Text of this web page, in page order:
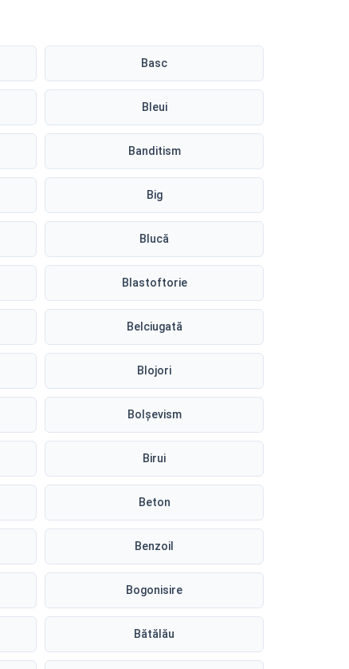
Basc
Bleui
Banditism
Big
Blucă
Blastoftorie
Belciugată
Blojori
Bolșevism
Birui
Beton
Benzoil
Bogonisire
Bătălău